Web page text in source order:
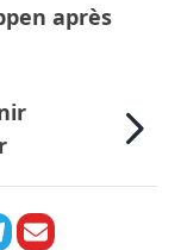
après